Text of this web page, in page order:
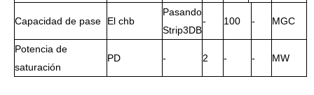
Capacidad de pase El chb
Pasando
Strip3DB
- 100 - MGC
Potencia de
saturación
PD - 2 - - MW